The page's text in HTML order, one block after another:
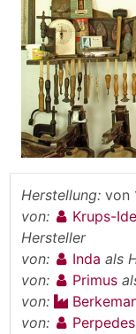
Herstellung: von
von:
Krups-
Hersteller
von:
Inda als
von:
Primus
von:
von:
Perpedes